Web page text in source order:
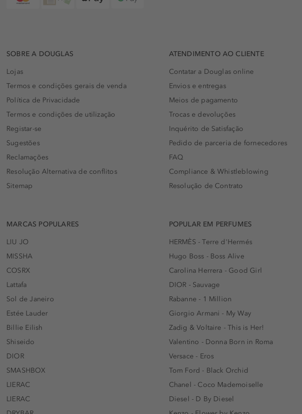
SOBRE A DOUGLAS
Lojas
Termos e condições gerais de venda
Política de Privacidade
Termos e condições de utilização
Registar-se
Sugestões
Reclamações
Resolução Alternativa de conflitos
Sitemap
ATENDIMENTO AO CLIENTE
Contatar a Douglas online
Envios e entregas
Meios de pagamento
Trocas e devoluções
Inquérito de Satisfação
Pedido de parceria de fornecedores
FAQ
Compliance & Whistleblowing
Resolução de Contrato
MARCAS POPULARES
LIU JO
MISSHA
COSRX
Lattafa
Sol de Janeiro
Estée Lauder
Billie Eilish
Shiseido
DIOR
SMASHBOX
LIERAC
LIERAC
POPULAR EM PERFUMES
HERMÈS - Terre d'Hermés
Hugo Boss - Boss Alive
Carolina Herrera - Good Girl
DIOR - Sauvage
Rabanne - 1 Million
Giorgio Armani - My Way
Zadig & Voltaire - This is Her!
Valentino - Donna Born in Roma
Versace - Eros
Tom Ford - Black Orchid
Chanel - Coco Mademoiselle
Diesel - D By Diesel